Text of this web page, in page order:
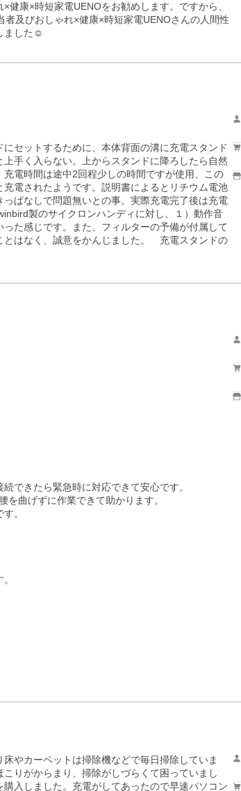
康×時短家電UENOをお勧めします。ですから、
及びおしゃれ×健康×時短家電UENOさんの人間性
ました☺️
セットするために、本体背面の溝に充電スタンド
手く入らない。上からスタンドに降ろしたら自然
電時間は途中2回程少しの時間ですが使用、この
電されたようです。説明書によるとリチウム電池
ぱなしで問題無いとの事。実際充電完了後は充電
製のサイクロンハンディに対し、１）動作音
た感じです。また、フィルターの予備が付属して
はなく、誠意をかんじました。　充電スタンドの
できたら緊急時に対応できて安心です。
。
やカーペットは掃除機などで毎日掃除していま
りがからまり、掃除がしづらくて困っていまし
入しました。充電がしてあったので早速パソコン